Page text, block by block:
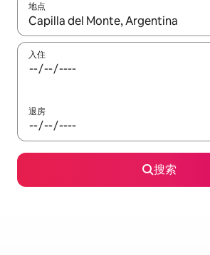
地点
如有搜索结果，请使用上下方向键查看
入住
退房
搜索